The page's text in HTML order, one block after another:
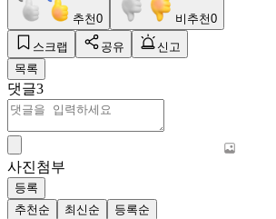
추천0 비추천0
스크랩 공유
신고
목록
댓글3
사진첨부
등록
추천순
최신순 등록순